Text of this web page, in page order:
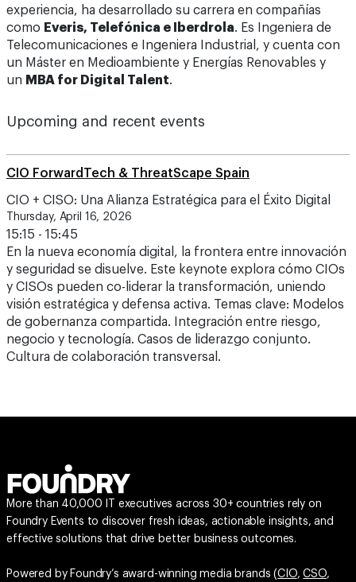
experiencia, ha desarrollado su carrera en compañías
como Everis, Telefónica e Iberdrola. Es Ingeniera de
Telecomunicaciones e Ingeniera Industrial, y cuenta con
un Máster en Medioambiente y Energías Renovables y
un MBA for Digital Talent.
Upcoming and recent events
CIO ForwardTech & ThreatScape Spain
CIO + CISO: Una Alianza Estratégica para el Éxito Digital
Thursday, April 16, 2026
15:15 - 15:45
En la nueva economía digital, la frontera entre innovación
y seguridad se disuelve. Este keynote explora cómo CIOs
y CISOs pueden co-liderar la transformación, uniendo
visión estratégica y defensa activa. Temas clave: Modelos
de gobernanza compartida. Integración entre riesgo,
negocio y tecnología. Casos de liderazgo conjunto.
Cultura de colaboración transversal.
More than 40,000 IT executives across 30+ countries rely on
Foundry Events to discover fresh ideas, actionable insights, and
effective solutions that drive better business outcomes.
Powered by Foundry’s award-winning media brands (CIO,CSO,